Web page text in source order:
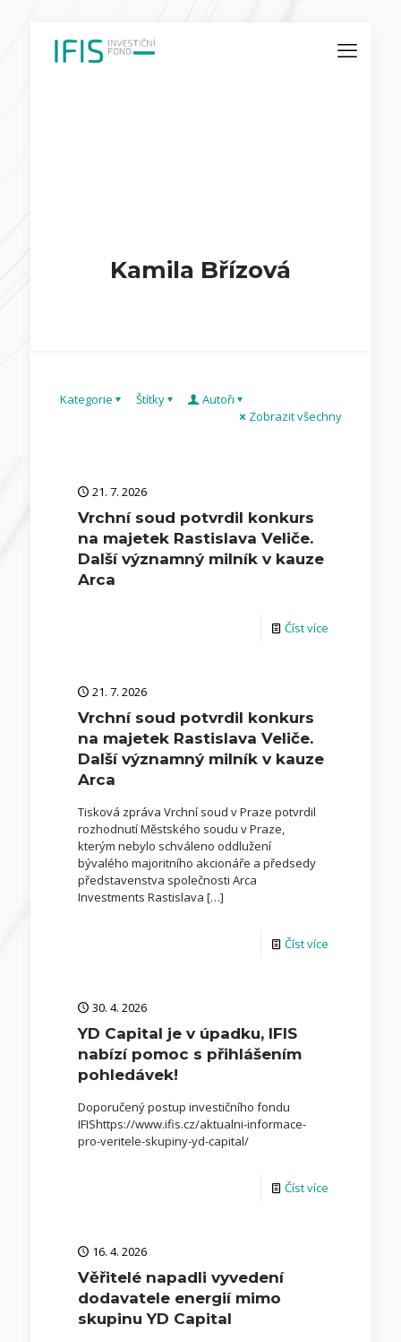
Kamila Břízová
Kategorie Štítky
Autoři
Zobrazit všechny
21. 7. 2026
Vrchní soud potvrdil konkurs
na majetek Rastislava Veliče.
Další významný milník v kauze
Arca
Číst více
21. 7. 2026
Vrchní soud potvrdil konkurs
na majetek Rastislava Veliče.
Další významný milník v kauze
Arca
Tisková zpráva Vrchní soud v Praze potvrdil
rozhodnutí Městského soudu v Praze,
kterým nebylo schváleno oddlužení
bývalého majoritního akcionáře a předsedy
představenstva společnosti Arca
Investments Rastislava […]
Číst více
30. 4. 2026
YD Capital je v úpadku, IFIS
nabízí pomoc s přihlášením
pohledávek!
Doporučený postup investičního fondu
IFIShttps://www.ifis.cz/aktualni-informace-
pro-veritele-skupiny-yd-capital/
Číst více
16. 4. 2026
Věřitelé napadli vyvedení
dodavatele energií mimo
skupinu YD Capital